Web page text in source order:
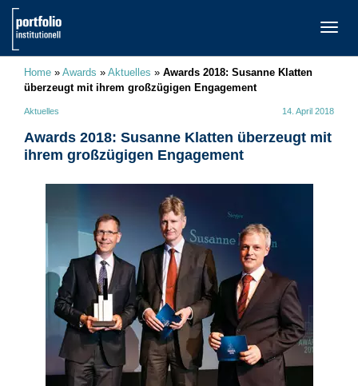
Home » Awards » Aktuelles » Awards 2018: Susanne Klatten
überzeugt mit ihrem großzügigen Engagement
Aktuelles 14. April 2018
Awards 2018: Susanne Klatten überzeugt mit
ihrem großzügigen Engagement